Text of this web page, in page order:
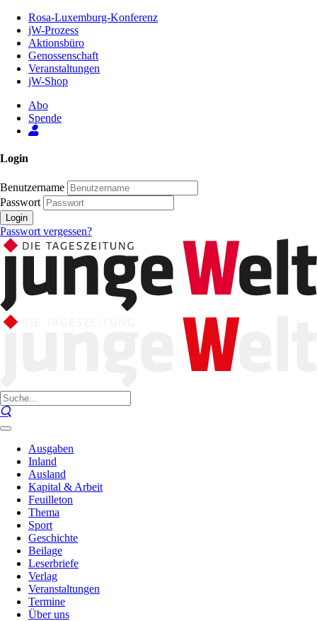
Inhalt
Seite
Rosa-Luxemburg-Konferenz
jW-Prozess
Aktionsbüro
Genossenschaft
Veranstaltungen
jW-Shop
Abo
Spende
Login
Benutzername
Passwort
Login
Passwort vergessen?
Ausgaben
Inland
Ausland
Kapital & Arbeit
Feuilleton
Thema
Sport
Geschichte
Beilage
Leserbriefe
Verlag
Veranstaltungen
Termine
Über uns